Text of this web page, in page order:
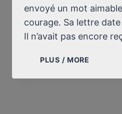
envoyé un mot
courage. Sa lettre
Il n’avait pas encore
PLUS / MORE
SERGE